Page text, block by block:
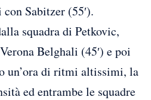
Sabitzer (55′).
squadra di Petkovic,
Belghali (45′) e poi
un’ora di ritmi altissimi, la
ed entrambe le squadre